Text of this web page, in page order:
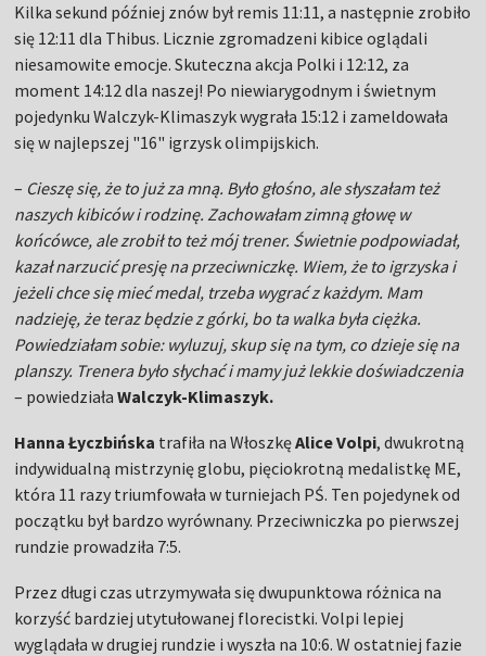
Kilka sekund później znów był remis 11:11, a następnie zrobiło
się 12:11 dla Thibus. Licznie zgromadzeni kibice oglądali
niesamowite emocje. Skuteczna akcja Polki i 12:12, za
moment 14:12 dla naszej! Po niewiarygodnym i świetnym
pojedynku Walczyk-Klimaszyk wygrała 15:12 i zameldowała
się w najlepszej "16" igrzysk olimpijskich.
– Cieszę się, że to już za mną. Było głośno, ale słyszałam też
naszych kibiców i rodzinę. Zachowałam zimną głowę w
końcówce, ale zrobił to też mój trener. Świetnie podpowiadał,
kazał narzucić presję na przeciwniczkę. Wiem, że to igrzyska i
jeżeli chce się mieć medal, trzeba wygrać z każdym. Mam
nadzieję, że teraz będzie z górki, bo ta walka była ciężka.
Powiedziałam sobie: wyluzuj, skup się na tym, co dzieje się na
planszy. Trenera było słychać i mamy już lekkie doświadczenia
– powiedziałaWalczyk-Klimaszyk.
Hanna Łyczbińska trafiła na WłoszkęAlice Volpi, dwukrotną
indywidualną mistrzynię globu, pięciokrotną medalistkę ME,
która 11 razy triumfowała w turniejach PŚ. Ten pojedynek od
początku był bardzo wyrównany. Przeciwniczka po pierwszej
rundzie prowadziła 7:5.
Przez długi czas utrzymywała się dwupunktowa różnica na
korzyść bardziej utytułowanej florecistki. Volpi lepiej
wyglądała w drugiej rundzie i wyszła na 10:6. W ostatniej fazie